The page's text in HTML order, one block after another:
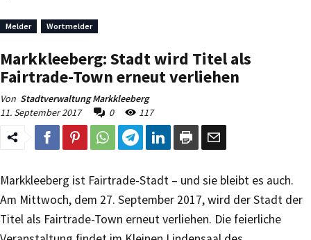
Melder Wortmelder
Markkleeberg: Stadt wird Titel als
Fairtrade-Town erneut verliehen
Von Stadtverwaltung Markkleeberg
11. September 2017
0 117
Markkleeberg ist Fairtrade-Stadt – und sie bleibt es auch.
Am Mittwoch, dem 27. September 2017, wird der Stadt der
Titel als Fairtrade-Town erneut verliehen. Die feierliche